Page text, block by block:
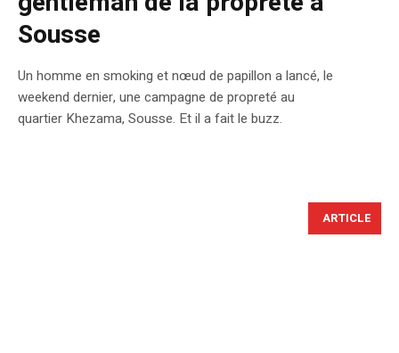
Sousse
Un homme en smoking et nœud de papillon a lancé, le
weekend dernier, une campagne de propreté au
quartier Khezama, Sousse. Et il a fait le buzz.
ARTICLE